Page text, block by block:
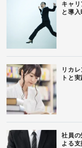
キャ
と導
リカ
トと
社員の
よる支